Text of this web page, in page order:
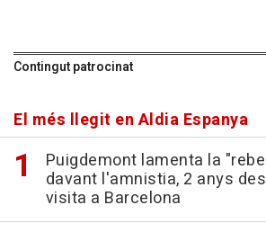
Contingut patrocinat
El més llegit en Aldia Espanya
Puigdemont lamenta la
davant l'amnistia, 2 anys
visita a Barcelona